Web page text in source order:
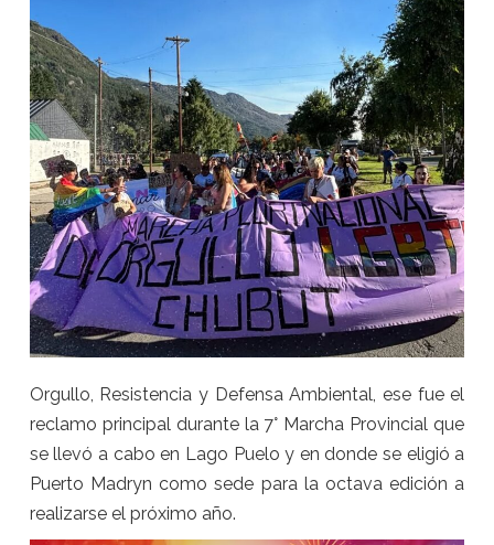
Orgullo, Resistencia y Defensa Ambiental, ese fue el
reclamo principal durante la 7° Marcha Provincial que
se llevó a cabo en Lago Puelo y en donde se eligió a
Puerto Madryn como sede para la octava edición a
realizarse el próximo año.